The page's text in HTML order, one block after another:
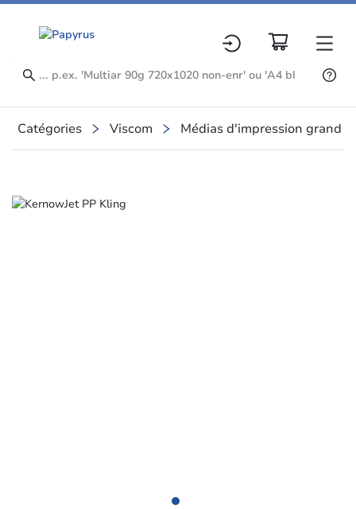
Catégories Viscom Médias d'impression grand
Slide 1 of 1